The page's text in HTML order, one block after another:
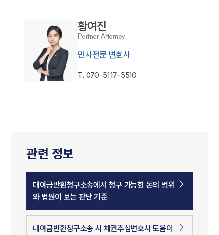
황여진
Partner Attorney
민사전문 변호사
T. 070-5117-5510
관련 정보
대여금반환청구소송에서 청구 가능한 돈의 범위
와 법원이 보는 판단 기준
대여금반환청구소송 시 채권추심변호사 도움이